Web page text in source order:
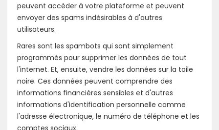
peuvent accéder à votre plateforme et peuvent
envoyer des spams indésirables à d'autres
utilisateurs.
Rares sont les spambots qui sont simplement
programmés pour supprimer les données de tout
l'internet. Et, ensuite, vendre les données sur la toile
noire. Ces données peuvent comprendre des
informations financières sensibles et d'autres
informations d'identification personnelle comme
l'adresse électronique, le numéro de téléphone et les
comptes sociaux.